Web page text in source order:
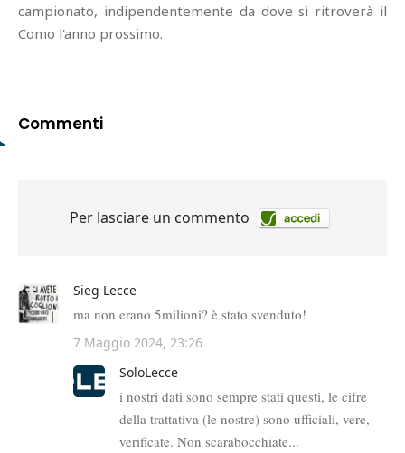
campionato, indipendentemente da dove si ritroverà il
Como l'anno prossimo.
Commenti